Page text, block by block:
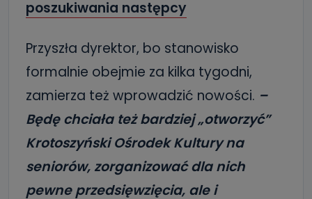
poszukiwania następcy
Przyszła dyrektor, bo stanowisko
formalnie obejmie za kilka tygodni,
zamierza też wprowadzić nowości. –
Będę chciała też bardziej „otworzyć”
Krotoszyński Ośrodek Kultury na
seniorów, zorganizować dla nich
pewne przedsięwzięcia, ale i